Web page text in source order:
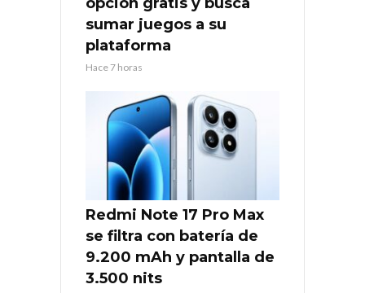
sumar juegos a su
plataforma
Hace 7 horas
Redmi Note 17 Pro Max
se filtra con batería de
9.200 mAh y pantalla de
3.500 nits